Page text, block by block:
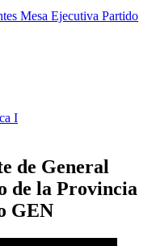
Mesa Ejecutiva Partido
I
de General
de la Provincia
GEN